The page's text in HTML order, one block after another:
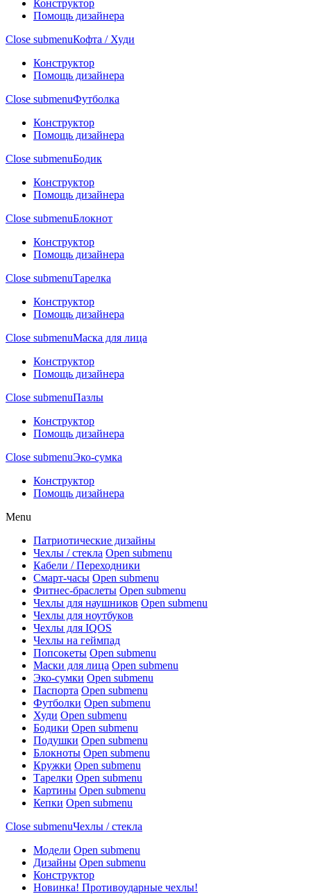
Конструктор
Помощь дизайнера
Close submenuКофта / Худи
Конструктор
Помощь дизайнера
Close submenuФутболка
Конструктор
Помощь дизайнера
Close submenuБодик
Конструктор
Помощь дизайнера
Close submenuБлокнот
Конструктор
Помощь дизайнера
Close submenuТарелка
Конструктор
Помощь дизайнера
Close submenuМаска для лица
Конструктор
Помощь дизайнера
Close submenuПазлы
Конструктор
Помощь дизайнера
Close submenuЭко-сумка
Конструктор
Помощь дизайнера
Menu
Патриотические дизайны
Чехлы / стекла Open submenu
Кабели / Переходники
Смарт-часы Open submenu
Фитнес-браслеты Open submenu
Чехлы для наушников Open submenu
Чехлы для ноутбуков
Чехлы для IQOS
Чехлы на геймпад
Попсокеты Open submenu
Маски для лица Open submenu
Эко-сумки Open submenu
Паспорта Open submenu
Футболки Open submenu
Худи Open submenu
Бодики Open submenu
Подушки Open submenu
Блокноты Open submenu
Кружки Open submenu
Тарелки Open submenu
Картины Open submenu
Кепки Open submenu
Close submenuЧехлы / стекла
Модели Open submenu
Дизайны Open submenu
Конструктор
Новинка! Противоударные чехлы!